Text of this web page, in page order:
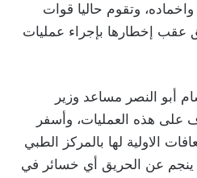
وتقوم حاليا قوات
عقب إخطارها بإجراء عمليات
أبو النصر مساعد وزير
على هذه العمليات، وأسفر
الاولية لها بالمركز الطبي
ينجم عن الحريق أي خسائر في